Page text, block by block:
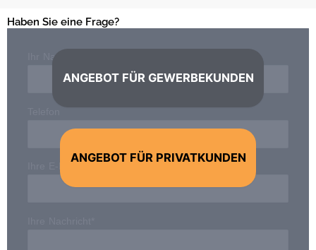
Haben Sie eine Frage?
ANGEBOT FÜR GEWERBEKUNDEN
ANGEBOT FÜR PRIVATKUNDEN
Ihr Name*
Ihre E-Mail-Adresse*